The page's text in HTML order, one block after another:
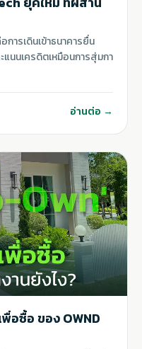
ารเดินเข้าธนาคารยื่น
นนเครดิตเหมือนการสุ่มกา
อ่านต่อ →
อซื้อ ของ OWND